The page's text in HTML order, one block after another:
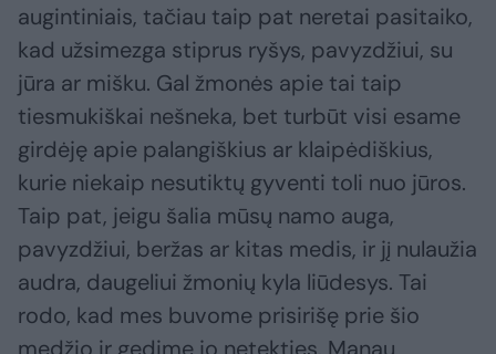
augintiniais, tačiau taip pat neretai pasitaiko,
kad užsimezga stiprus ryšys, pavyzdžiui, su
jūra ar mišku. Gal žmonės apie tai taip
tiesmukiškai nešneka, bet turbūt visi esame
girdėję apie palangiškius ar klaipėdiškius,
kurie niekaip nesutiktų gyventi toli nuo jūros.
Taip pat, jeigu šalia mūsų namo auga,
pavyzdžiui, beržas ar kitas medis, ir jį nulaužia
audra, daugeliui žmonių kyla liūdesys. Tai
rodo, kad mes buvome prisirišę prie šio